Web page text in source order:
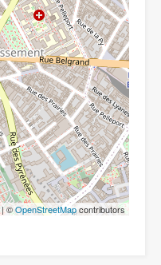
| ©OpenStreetMapcontributors